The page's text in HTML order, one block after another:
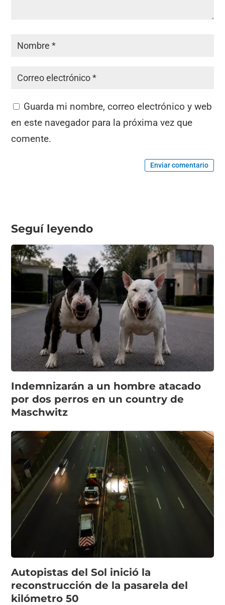
Guarda mi nombre, correo electrónico y web
en este navegador para la próxima vez que
comente.
Enviar comentario
Seguí leyendo
Indemnizarán a un hombre atacado
por dos perros en un country de
Maschwitz
Autopistas del Sol inició la
reconstrucción de la pasarela del
kilómetro 50